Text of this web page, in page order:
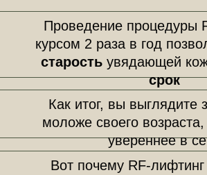
Проведение процедуры
курсом 2 раза в год
старостьувядающей
срок
Вот почему RF-лифтинг
Как итог, вы выглядите
моложе своего возраста,
увереннее в